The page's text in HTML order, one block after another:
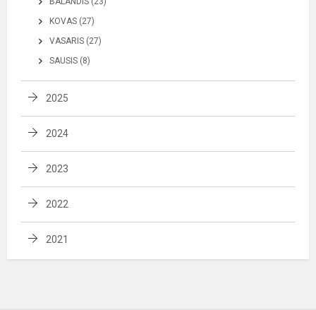
KOVAS (27)
VASARIS (27)
SAUSIS (8)
2025
2024
2023
2022
2021